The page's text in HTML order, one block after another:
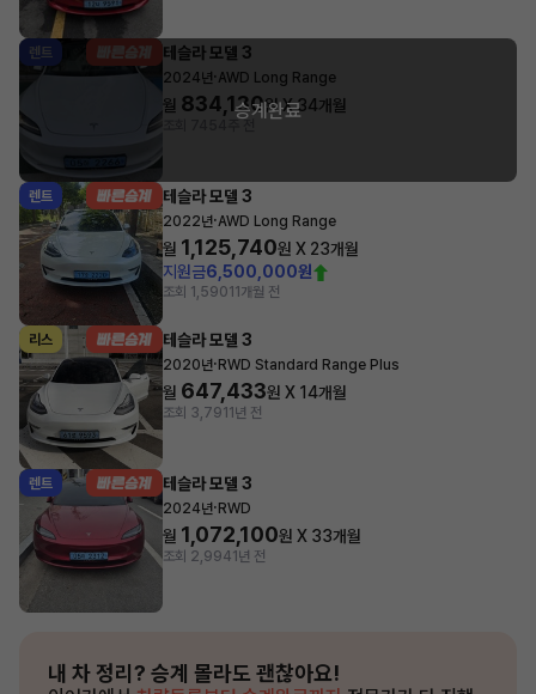
렌트 테슬라 모델 3
2024년· AWD Long Range
월 834,130원 X34개월
승계완료
렌트 테슬라 모델 3
2022년·AWD Long Range
월 1,125,740원 X 23개월
지원금6,500,000원
조회 1,59011개월 전
리스 테슬라 모델 3
2020년· RWD Standard Range Plus
월 647,433원 X 14개월
조회 3,791 1년 전
렌트 테슬라 모델 3
2024년· RWD
월 1,072,100원 X 33개월
조회 2,9941년 전
내 차 정리? 승계 몰라도 괜찮아요!